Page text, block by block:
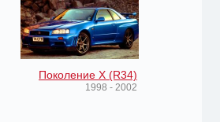
Поколение X (R34)
1998 - 2002